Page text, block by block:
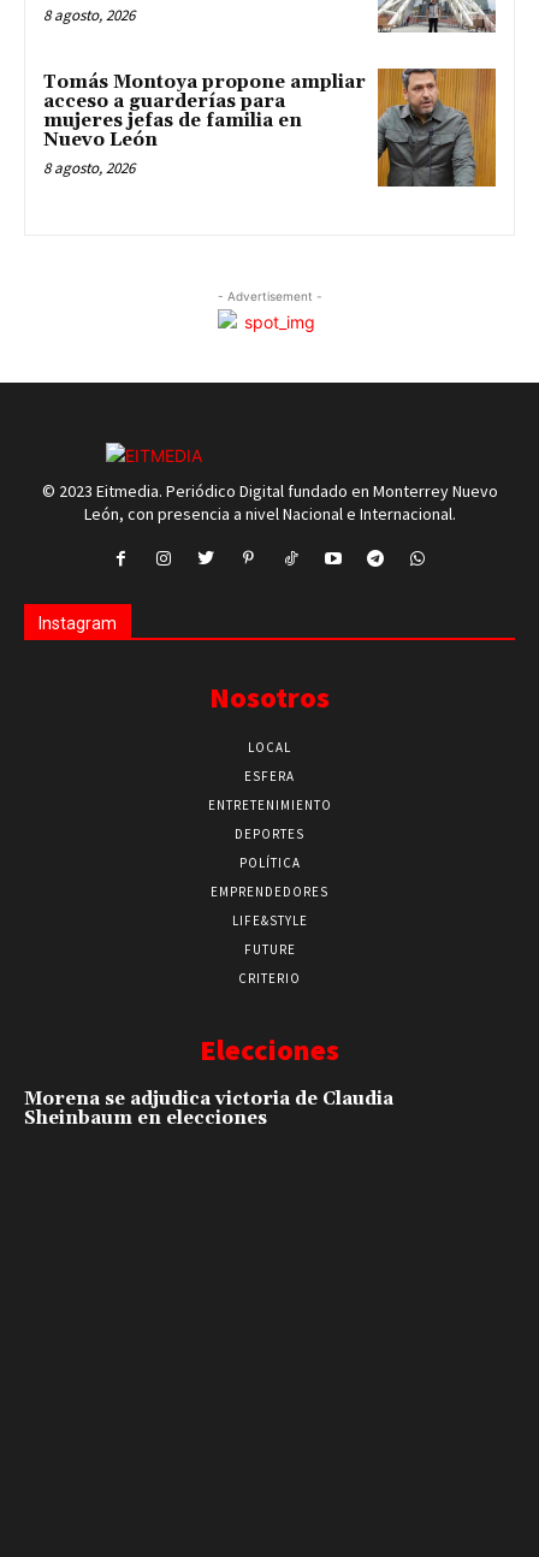
8 agosto, 2026
Tomás Montoya propone ampliar
acceso a guarderías para
mujeres jefas de familia en
Nuevo León
8 agosto, 2026
- Advertisement -
© 2023 Eitmedia. Periódico Digital fundado en Monterrey Nuevo
León, con presencia a nivel Nacional e Internacional.
Instagram
Nosotros
LOCAL
ESFERA
ENTRETENIMIENTO
DEPORTES
POLÍTICA
EMPRENDEDORES
LIFE&STYLE
FUTURE
CRITERIO
Elecciones
Morena se adjudica victoria de Claudia
Sheinbaum en elecciones